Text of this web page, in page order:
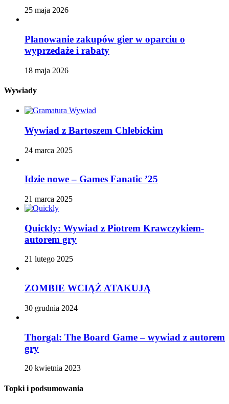
25 maja 2026
Planowanie zakupów gier w oparciu o
wyprzedaże i rabaty
18 maja 2026
Wywiady
Wywiad z Bartoszem Chlebickim
24 marca 2025
Idzie nowe – Games Fanatic ’25
21 marca 2025
Quickly: Wywiad z Piotrem Krawczykiem-
autorem gry
21 lutego 2025
ZOMBIE WCIĄŻ ATAKUJĄ
30 grudnia 2024
Thorgal: The Board Game – wywiad z autorem
gry
20 kwietnia 2023
Topki i podsumowania